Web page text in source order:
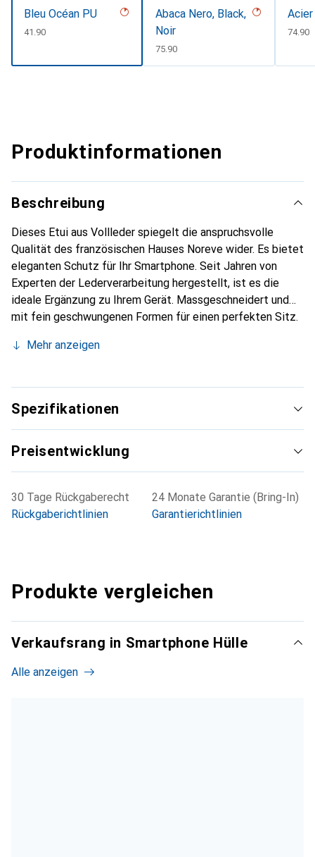
Bleu Océan PU
CHF
41.90
Abaca Nero, Black,
Noir
CHF
75.90
CHF
74.90
Produktinformationen
Beschreibung
Dieses Etui aus Vollleder spiegelt die anspruchsvolle
Qualität des französischen Hauses Noreve wider. Es bietet
eleganten Schutz für Ihr Smartphone. Seit Jahren von
Experten der Lederverarbeitung hergestellt, ist es die
ideale Ergänzung zu Ihrem Gerät. Massgeschneidert und
mit fein geschwungenen Formen für einen perfekten Sitz.
Smartphone. Die Marke Noreve ist international für ihre
für den anspruchsvollen Kunden.
Mehr anzeigen
Spezifikationen
Preisentwicklung
30 Tage Rückgaberecht
Rückgaberichtlinien
24 Monate Garantie (Bring-In)
Garantierichtlinien
Produkte vergleichen
Verkaufsrang in Smartphone Hülle
Alle anzeigen